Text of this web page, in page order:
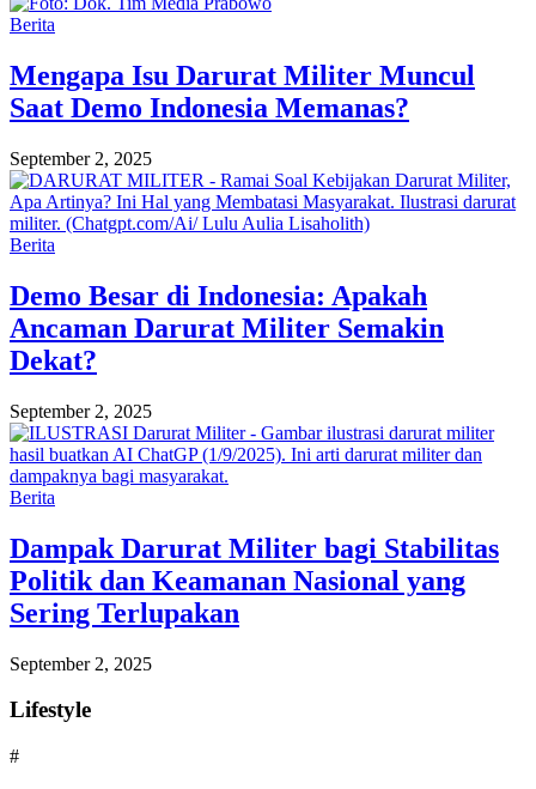
Berita
Mengapa Isu Darurat Militer Muncul
Saat Demo Indonesia Memanas?
September 2, 2025
Berita
Demo Besar di Indonesia: Apakah
Ancaman Darurat Militer Semakin
Dekat?
September 2, 2025
Berita
Dampak Darurat Militer bagi Stabilitas
Politik dan Keamanan Nasional yang
Sering Terlupakan
September 2, 2025
Lifestyle
#